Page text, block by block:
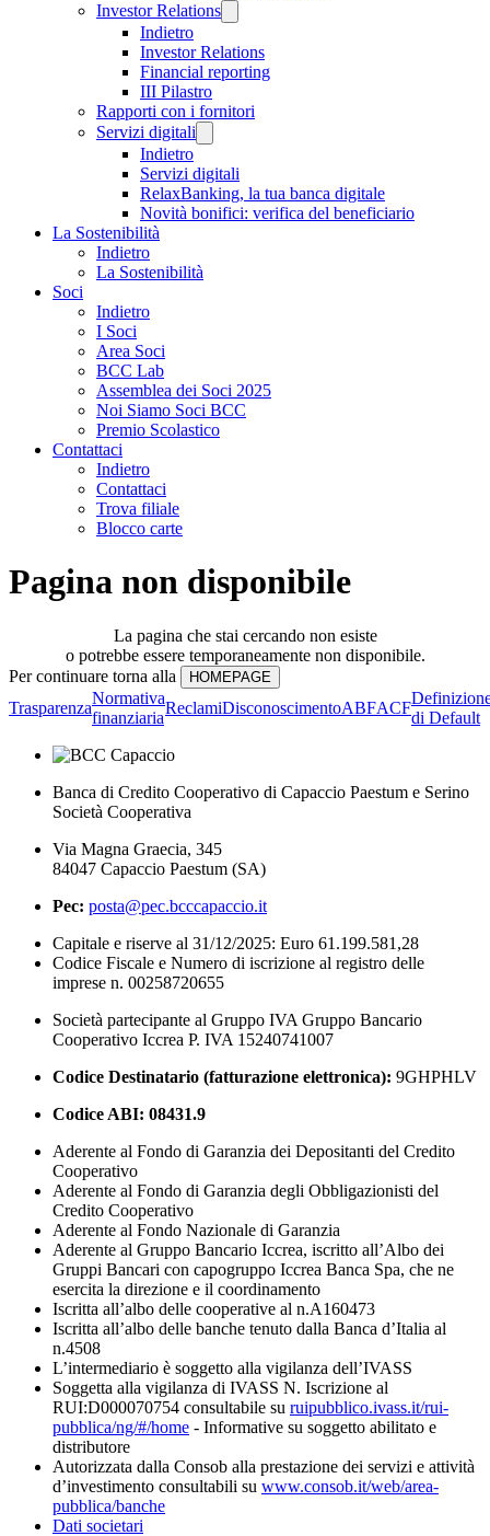
Investor Relations
Indietro
Investor Relations
Financial reporting
III Pilastro
Rapporti con i fornitori
Servizi digitali
Indietro
Servizi digitali
RelaxBanking, la tua banca digitale
Novità bonifici: verifica del beneficiario
La Sostenibilità
Indietro
La Sostenibilità
Soci
Indietro
I Soci
Area Soci
BCC Lab
Assemblea dei Soci 2025
Noi Siamo Soci BCC
Premio Scolastico
Contattaci
Indietro
Contattaci
Trova filiale
Blocco carte
Pagina non disponibile
La pagina che stai cercando non esiste
o potrebbe essere temporaneamente non disponibile.
Per continuare torna alla
Trasparenza
Normativa
finanziaria
ReclamiDisconoscimentoABFACF
di Default
Banca di Credito Cooperativo di Capaccio Paestum e Serino
Società Cooperativa
Via Magna Graecia, 345
84047 Capaccio Paestum (SA)
Pec: posta@pec.bcccapaccio.it
Capitale e riserve al 31/12/2025: Euro 61.199.581,28
Codice Fiscale e Numero di iscrizione al registro delle
imprese n. 00258720655
Società partecipante al Gruppo IVA Gruppo Bancario
Cooperativo Iccrea P. IVA 15240741007
Codice Destinatario (fatturazione elettronica): 9GHPHLV
Codice ABI: 08431.9
Aderente al Fondo di Garanzia dei Depositanti del Credito
Cooperativo
Aderente al Fondo di Garanzia degli Obbligazionisti del
Credito Cooperativo
Aderente al Fondo Nazionale di Garanzia
Aderente al Gruppo Bancario Iccrea, iscritto all’Albo dei
Gruppi Bancari con capogruppo Iccrea Banca Spa, che ne
esercita la direzione e il coordinamento
Iscritta all’albo delle cooperative al n.A160473
Iscritta all’albo delle banche tenuto dalla Banca d’Italia al
n.4508
L’intermediario è soggetto alla vigilanza dell’IVASS
Soggetta alla vigilanza di IVASS N. Iscrizione al
RUI:D000070754 consultabile su ruipubblico.ivass.it/rui-
pubblica/ng/#/home - Informative su soggetto abilitato e
distributore
Autorizzata dalla Consob alla prestazione dei servizi e attività
d’investimento consultabili su www.consob.it/web/area-
pubblica/banche
Dati societari